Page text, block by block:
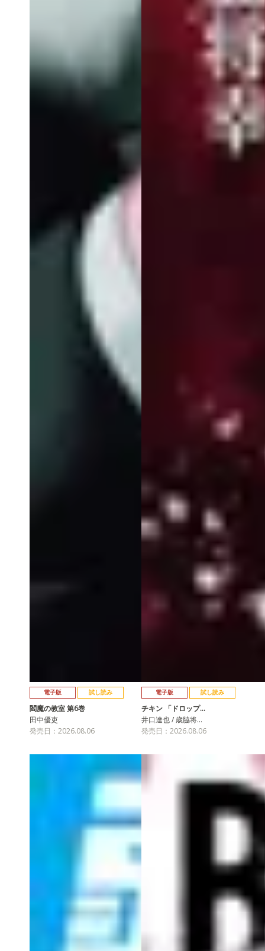
電子版 試し読み
閻魔の教室 第6巻
田中優吏
発売日：2026.08.06
電子版 試し読み
チキン 「ドロップ…
井口達也 / 歳脇将…
発売日：2026.08.06